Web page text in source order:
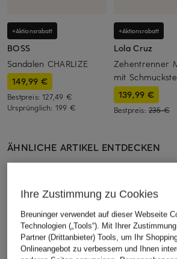
+Aktionsrabatt
BOSS
Sandalen CHARLIZE
149,99 €
Bestpreis:127,49 €
Ursprünglich: 199 €
+Aktionsrabatt
Lola Cruz
Zehentrenner
mit
139,99 €
Bestpreis: 235 €
ÄHNLICHE ARTIKEL ENTDECKEN
Ihre Zustimmung zu Cookies
Breuninger verwendet auf dieser Webseite
Technologien („Tools“). Mit Ihrer
Partner (Drittanbieter) Tools, um Ihr
Onlineangebot zu verbessern und Ihnen